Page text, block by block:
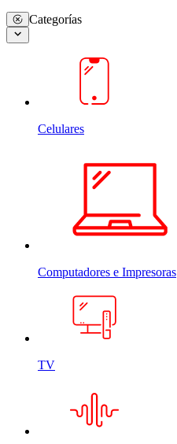
Categorías
Celulares
Computadores e Impresoras
TV